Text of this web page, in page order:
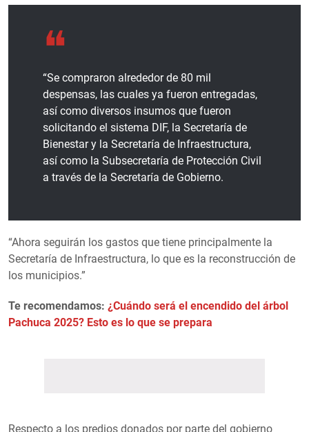
“Se compraron alrededor de 80 mil
despensas, las cuales ya fueron entregadas,
así como diversos insumos que fueron
solicitando el sistema DIF, la Secretaría de
Bienestar y la Secretaría de Infraestructura,
así como la Subsecretaría de Protección Civil
a través de la Secretaría de Gobierno.
“Ahora seguirán los gastos que tiene principalmente la
Secretaría de Infraestructura, lo que es la reconstrucción de
los municipios.”
Te recomendamos: ¿Cuándo será el encendido del árbol
Pachuca 2025? Esto es lo que se prepara
Respecto a los predios donados por parte del gobierno